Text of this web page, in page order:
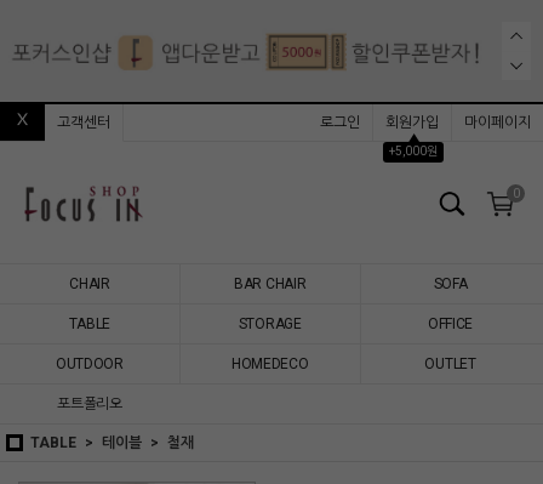
고객센터 로그인
회원가입
▲
+5,000원
마이페이지
0
CHAIR BAR CHAIR SOFA
TABLE STORAGE OFFICE
OUTDOOR HOMEDECO OUTLET
포트폴리오
TABLE 테이블 철재